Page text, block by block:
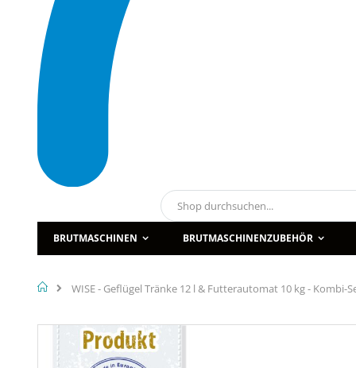
Suche
BRUTMASCHINEN BRUTMASCHINENZUBEHÖR
Home
WISE - Geflügel Tränke 12 l & Futterautomat 10 kg - Kombi-